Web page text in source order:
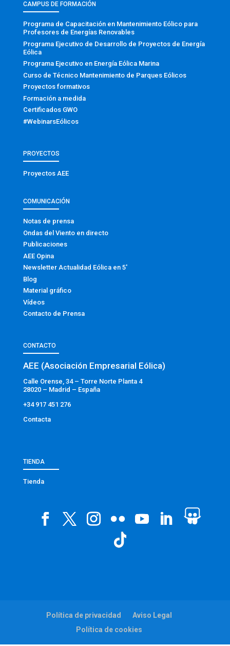
CAMPUS DE FORMACIÓN
Programa de Capacitación en Mantenimiento Eólico para
Profesores de Energías Renovables
Programa Ejecutivo de Desarrollo de Proyectos de Energía
Eólica
Programa Ejecutivo en Energía Eólica Marina
Curso de Técnico Mantenimiento de Parques Eólicos
Proyectos formativos
Formación a medida
Certificados GWO
#WebinarsEólicos
PROYECTOS
Proyectos AEE
COMUNICACIÓN
Notas de prensa
Ondas del Viento en directo
Publicaciones
AEE Opina
Newsletter Actualidad Eólica en 5′
Blog
Material gráfico
Vídeos
Contacto de Prensa
CONTACTO
AEE (Asociación Empresarial Eólica)
Calle Orense, 34 – Torre Norte Planta 4
28020 – Madrid – España
+34 917 451 276
Contacta
TIENDA
Tienda
Política de privacidad
Aviso Legal
Política de cookies